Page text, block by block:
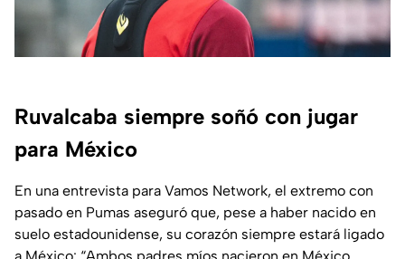
Ruvalcaba siempre soñó con jugar
para México
En una entrevista para Vamos Network, el extremo con
pasado en Pumas aseguró que, pese a haber nacido en
suelo estadounidense, su corazón siempre estará ligado
a México: “Ambos padres míos nacieron en México,